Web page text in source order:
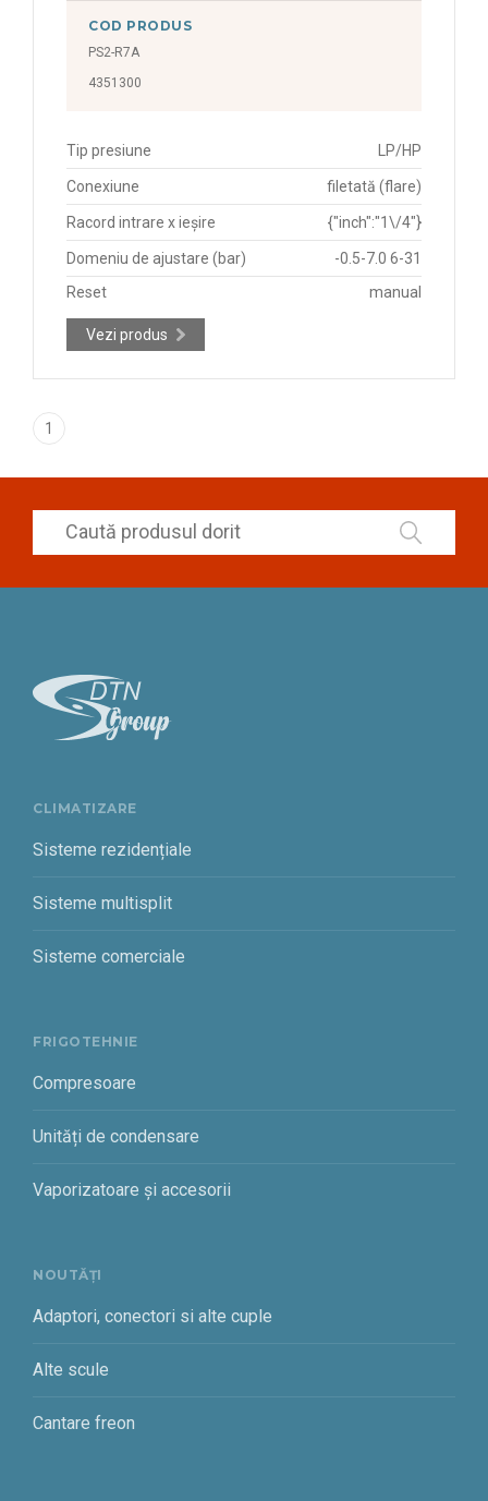
COD PRODUS
PS2-R7A
4351300
Tip presiune LP/HP
Conexiune filetată (flare)
Racord intrare x ieșire {"inch":"1\/4"}
Domeniu de ajustare (bar)
-0.5-7.0 6-31
Reset
manual
Vezi produs
1
CLIMATIZARE
Sisteme rezidențiale
Sisteme multisplit
Sisteme comerciale
FRIGOTEHNIE
Compresoare
Unități de condensare
Vaporizatoare și accesorii
NOUTĂȚI
Adaptori, conectori si alte cuple
Alte scule
Cantare freon